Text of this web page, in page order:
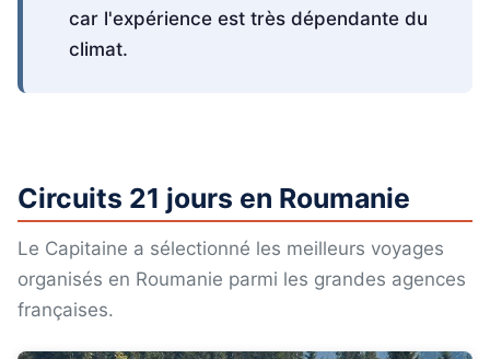
car l'expérience est très dépendante du
climat.
Circuits 21 jours en Roumanie
Le Capitaine a sélectionné les meilleurs voyages
organisés en Roumanie parmi les grandes agences
françaises.